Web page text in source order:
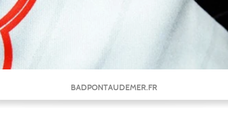
BADPONTAUDEMER.FR